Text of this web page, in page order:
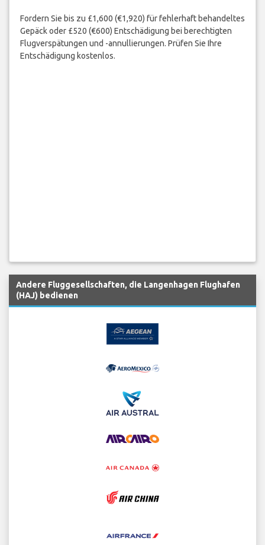
Fordern Sie bis zu £1,600 (€1,920) für fehlerhaft behandeltes
Gepäck oder £520 (€600) Entschädigung bei berechtigten
Flugverspätungen und -annullierungen. Prüfen Sie Ihre
Entschädigung kostenlos.
Andere Fluggesellschaften, die Langenhagen Flughafen
(HAJ) bedienen